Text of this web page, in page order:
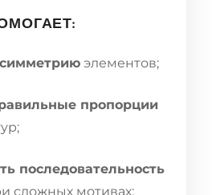
симметрию элементов;
пропорции
последовательность
сложных мотивах;